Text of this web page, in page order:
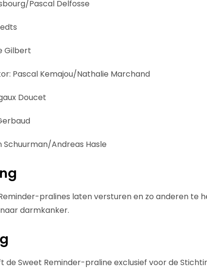
Pascal Delfosse
Gilbert
Pascal Kemajou/Nathalie Marchand
Doucet
Schuurman/Andreas Hasle
pralines laten versturen en zo anderen te
darmkanker.
de Sweet Reminder-praline exclusief voor de